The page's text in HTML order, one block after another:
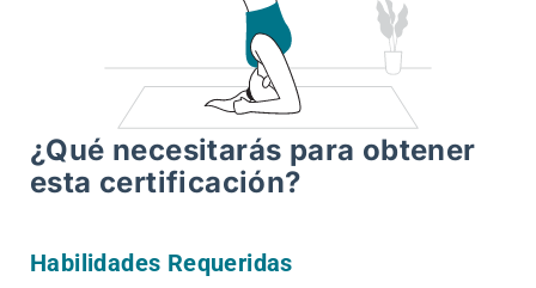
¿Qué necesitarás para obtener
esta certificación?
Habilidades Requeridas